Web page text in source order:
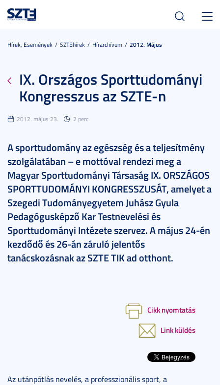
Hírek, Események SZTEhírek Hírarchívum 2012. Május
IX. Országos Sporttudományi
Kongresszus az SZTE-n
2012. május 23. 2 perc
A sporttudomány az egészség és a teljesítmény
szolgálatában – e mottóval rendezi meg a
Magyar Sporttudományi Társaság IX. ORSZÁGOS
SPORTTUDOMÁNYI KONGRESSZUSÁT, amelyet a
Szegedi Tudományegyetem Juhász Gyula
Pedagógusképző Kar Testnevelési és
Sporttudományi Intézete szervez. A május 24-én
kezdődő és 26-án záruló jelentős
tanácskozásnak az SZTE TIK ad otthont.
Cikk nyomtatás
Link küldés
Az utánpótlás nevelés, a professzionális sport, a